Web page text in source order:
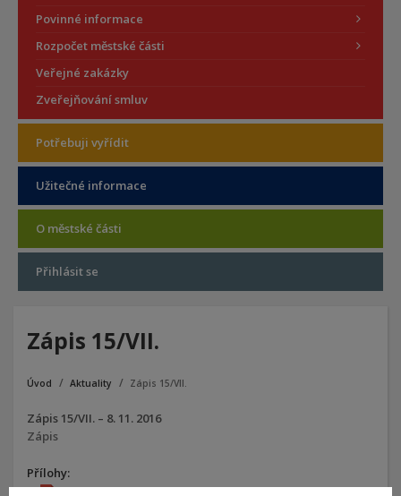
Povinné informace
Rozpočet městské části
Veřejné zakázky
Zveřejňování smluv
Potřebuji vyřídit
Užitečné informace
O městské části
Přihlásit se
Zápis 15/VII.
Úvod Aktuality Zápis 15/VII.
Zápis 15/VII. – 8. 11. 2016
Zápis
Přílohy: